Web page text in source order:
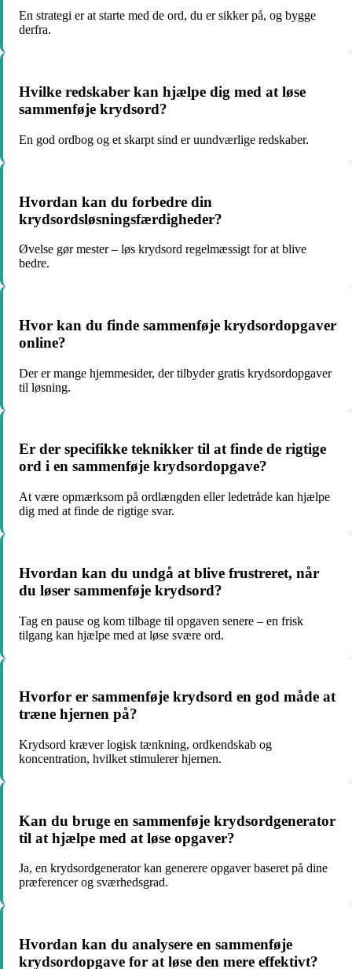
En strategi er at starte med de ord, du er sikker på, og bygge
derfra.
Hvilke redskaber kan hjælpe dig med at løse
sammenføje krydsord?
En god ordbog og et skarpt sind er uundværlige redskaber.
Hvordan kan du forbedre din
krydsordsløsningsfærdigheder?
Øvelse gør mester – løs krydsord regelmæssigt for at blive
bedre.
Hvor kan du finde sammenføje krydsordopgaver
online?
Der er mange hjemmesider, der tilbyder gratis krydsordopgaver
til løsning.
Er der specifikke teknikker til at finde de rigtige
ord i en sammenføje krydsordopgave?
At være opmærksom på ordlængden eller ledetråde kan hjælpe
dig med at finde de rigtige svar.
Hvordan kan du undgå at blive frustreret, når
du løser sammenføje krydsord?
Tag en pause og kom tilbage til opgaven senere – en frisk
tilgang kan hjælpe med at løse svære ord.
Hvorfor er sammenføje krydsord en god måde at
træne hjernen på?
Krydsord kræver logisk tænkning, ordkendskab og
koncentration, hvilket stimulerer hjernen.
Kan du bruge en sammenføje krydsordgenerator
til at hjælpe med at løse opgaver?
Ja, en krydsordgenerator kan generere opgaver baseret på dine
præferencer og sværhedsgrad.
Hvordan kan du analysere en sammenføje
krydsordopgave for at løse den mere effektivt?